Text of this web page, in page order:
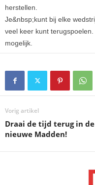
herstellen.
Je&nbsp;kunt bij elke
veel keer kunt
mogelijk.
Vorig artikel
Draai de tijd terug in de
nieuwe Madden!